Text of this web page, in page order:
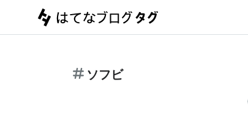
ソフビ